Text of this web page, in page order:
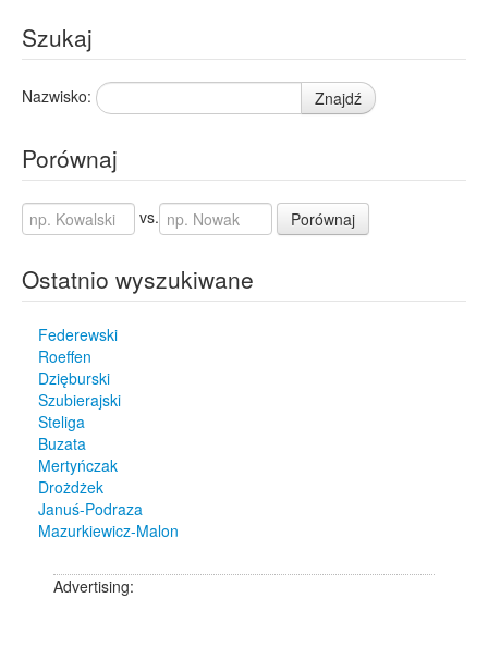
Szukaj
Nazwisko: Znajdź
Porównaj
vs. Porównaj
Ostatnio wyszukiwane
Federewski
Roeffen
Dzięburski
Szubierajski
Steliga
Buzata
Mertyńczak
Drożdżek
Januś-Podraza
Mazurkiewicz-Malon
Advertising: